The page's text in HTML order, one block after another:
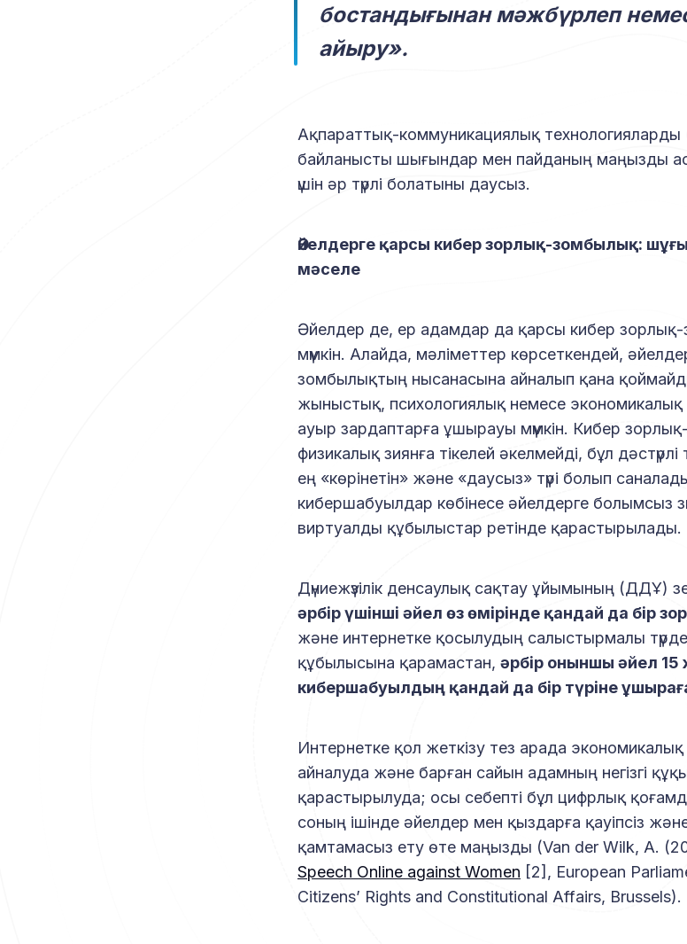
бостандығынан мәжбүрлеп
айыру».
Ақпараттық-коммуникациялық
байланысты шығындар мен пайданың маңызды
үшін әр түрлі болатыны даусыз.
Әйелдерге қарсы кибер зорлық-зомбылық:
мәселе
Әйелдер де, ер адамдар да қарсы кибер
мүмкін. Алайда, мәліметтер көрсеткендей,
зомбылықтың нысанасына айналып қана
жыныстық, психологиялық немесе экономикалық
ауыр зардаптарға ұшырауы мүмкін. Кибер
физикалық зиянға тікелей әкелмейді, бұл
ең «көрінетін» және «даусыз» түрі болып
кибершабуылдар көбінесе әйелдерге болымсыз
виртуалды құбылыстар ретінде қарастырылады.
Дүниежүзілік денсаулық сақтау ұйымының (ДДҰ)
әрбір үшінші әйел өз өмірінде қандай да бір
және интернетке қосылудың салыстырмалы
құбылысына қарамастан, әрбір оныншы әйел
кибершабуылдың қандай да бір түріне
Интернетке қол жеткізу тез арада экономикалық
айналуда және барған сайын адамның негізгі
қарастырылуда; осы себепті бұл цифрлық
соның ішінде әйелдер мен қыздарға қауіпсіз
қамтамасыз ету өте маңызды (Van der Wilk, A.
Speech Online against Women [2], European
Citizens’ Rights and Constitutional Affairs, Brussels).